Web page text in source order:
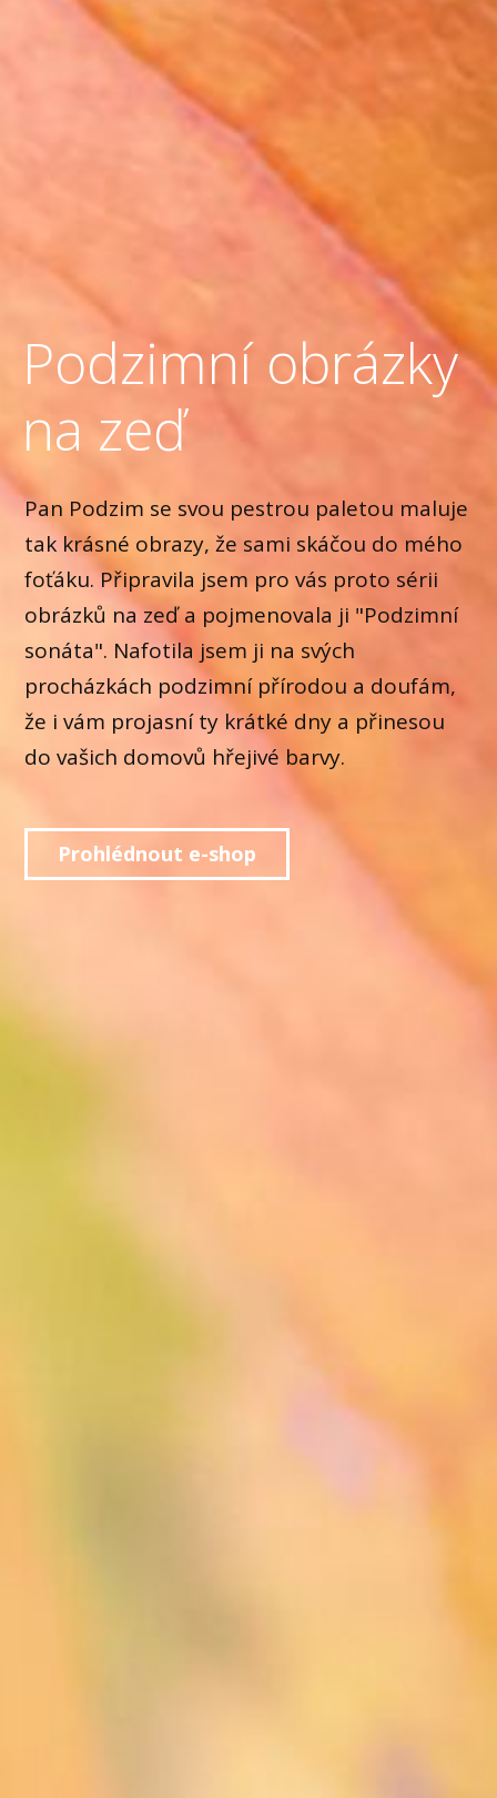
Podzimní obrázky
na zeď
Pan Podzim se svou pestrou paletou maluje
tak krásné obrazy, že sami skáčou do mého
foťáku. Připravila jsem pro vás proto sérii
obrázků na zeď a pojmenovala ji "Podzimní
sonáta". Nafotila jsem ji na svých
procházkách podzimní přírodou a doufám,
že i vám projasní ty krátké dny a přinesou
do vašich domovů hřejivé barvy.
Prohlédnout e-shop